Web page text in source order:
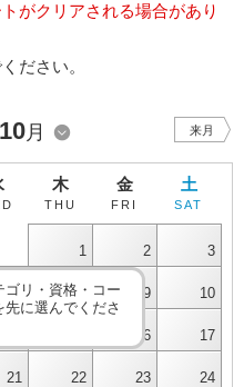
がクリアされる場合があり
ださい。
10月 来月
木
THU
金
FRI
土
SAT
1 2 3
7 8 9 10
16 17
21 22 23 24
ゴリ・資格・コー
先に選んでくださ